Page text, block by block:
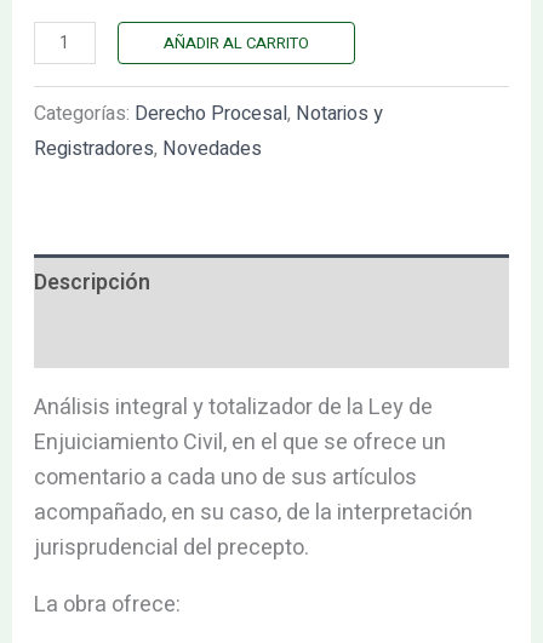
AÑADIR AL CARRITO
Categorías: Derecho Procesal, Notarios y
Registradores, Novedades
Descripción
Análisis integral y totalizador de la Ley de
Enjuiciamiento Civil, en el que se ofrece un
comentario a cada uno de sus artículos
acompañado, en su caso, de la interpretación
jurisprudencial del precepto.
La obra ofrece: